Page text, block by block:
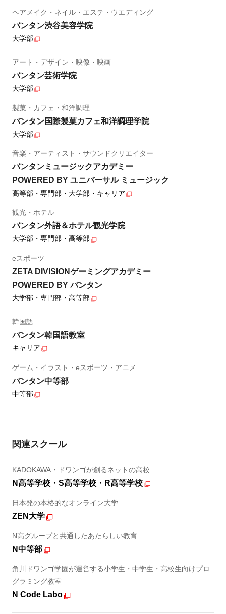
ヘアメイク・ネイル・エステ・ウエディング
バンタン渋谷美容学院
大学部
アート・デザイン・映像・映画
バンタン芸術学院
大学部
製菓・カフェ・和洋調理
バンタン国際製菓カフェ和洋調理学院
大学部
音楽・アーティスト・サウンドクリエイター
バンタンミュージックアカデミー
POWERED BY ユニバーサル ミュージック
高等部・専門部・大学部・キャリア
観光・ホテル
バンタン外語＆ホテル観光学院
大学部・専門部・高等部
eスポーツ
ZETA DIVISIONゲーミングアカデミー
POWERED BY バンタン
大学部・専門部・高等部
韓国語
バンタン韓国語教室
キャリア
ゲーム・イラスト・eスポーツ・アニメ
バンタン中等部
中等部
関連スクール
KADOKAWA・ドワンゴが創るネットの高校
N高等学校・S高等学校・R高等学校
日本発の本格的なオンライン大学
ZEN大学
N高グループと共通したあたらしい教育
N中等部
角川ドワンゴ学園が運営する小学生・中学生・高校生向けプロ
グラミング教室
N Code Labo